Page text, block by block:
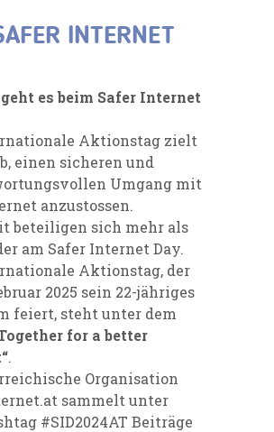
INTERNET
es beim Safer Internet
Aktionstag zielt
einen sicheren und
Umgang mit
anzustossen.
beteiligen sich mehr als
am Safer Internet Day.
Aktionstag, der
2025 sein 22-jähriges
feiert, steht unter dem
for a better
.
Organisation
sammelt unter
#SID2024AT Beiträge